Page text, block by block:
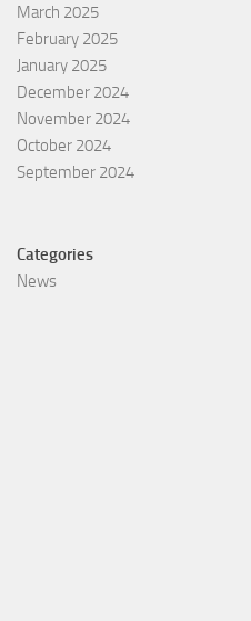
March 2025
February 2025
January 2025
December 2024
November 2024
October 2024
September 2024
Categories
News